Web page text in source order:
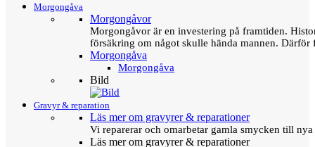
Morgongåva
Morgongåvor
Morgongåvor är en investering på framtiden.
försäkring om något skulle hända mannen.
Morgongåva
Morgongåva
Bild
Gravyr & reparation
Läs mer om gravyrer & reparationer
Vi reparerar och omarbetar gamla smycken till
Läs mer om gravyrer & reparationer